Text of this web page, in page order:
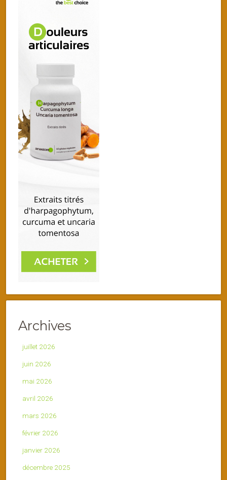
Archives
juillet 2026
juin 2026
mai 2026
avril 2026
mars 2026
février 2026
janvier 2026
décembre 2025